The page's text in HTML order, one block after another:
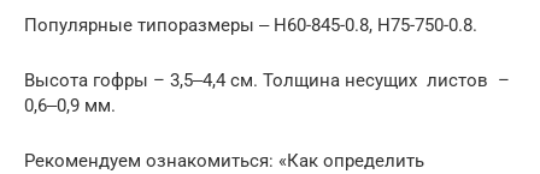
Популярные типоразмеры ‒ Н60-845-0.8, Н75-750-0.8.
Высота гофры – 3,5‒4,4 см. Толщина несущих листов –
0,6‒0,9 мм.
Рекомендуем ознакомиться: «Как определить